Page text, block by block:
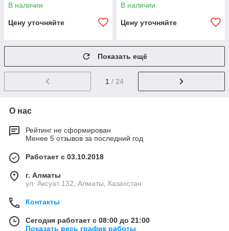
В наличии
Цену уточняйте
В наличии
Цену уточняйте
Показать ещё
1 / 24
О нас
Рейтинг не сформирован
Менее 5 отзывов за последний год
Работает с 03.10.2018
г. Алматы
ул. Аксуат 132, Алматы, Казахстан
Контакты
Сегодня работает с 08:00 до 21:00
Показать весь график работы